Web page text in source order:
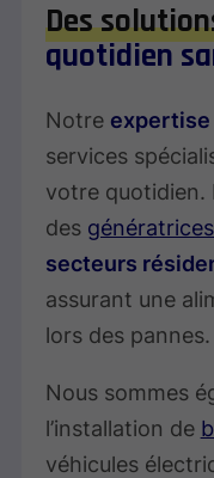
Des
quotidien
Notre
services
votre quotidien.
des
secteurs
assurant une
lors des pannes.
Nous sommes
l’installation de
véhicules